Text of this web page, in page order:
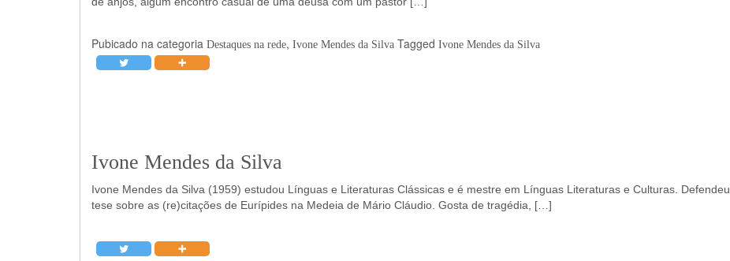
Pubicado na categoria Destaques na rede, Ivone Mendes da Silva Tagged Ivone Mendes da Silva
Ivone Mendes da Silva
Ivone Mendes da Silva (1959) estudou Línguas e Literaturas Clássicas e é mestre em Línguas Literaturas e Culturas. Defendeu
tese sobre as (re)citações de Eurípides na Medeia de Mário Cláudio. Gosta de tragédia, […]